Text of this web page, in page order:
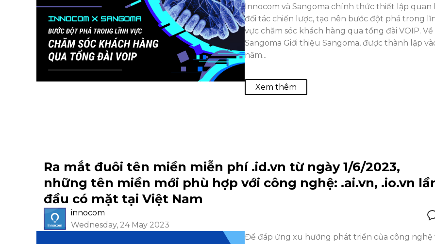
Innocom và Sangoma chính thức thiết lập quan
đối tác chiến lược, tạo nên bước đột phá trong
vực chăm sóc khách hàng qua tổng đài VOIP. Về
Sangoma Giới thiệu Sangoma, được thành lập
năm...
Xem thêm
Ra mắt đuôi tên miền miễn phí .id.vn từ ngày 1/6/2023,
những tên miền mới phù hợp với công nghệ: .ai.vn, .io.vn
đầu có mặt tại Việt Nam
innocom
Wednesday, 24 May 2023
Để đáp ứng xu hướng phát triển của công nghệ